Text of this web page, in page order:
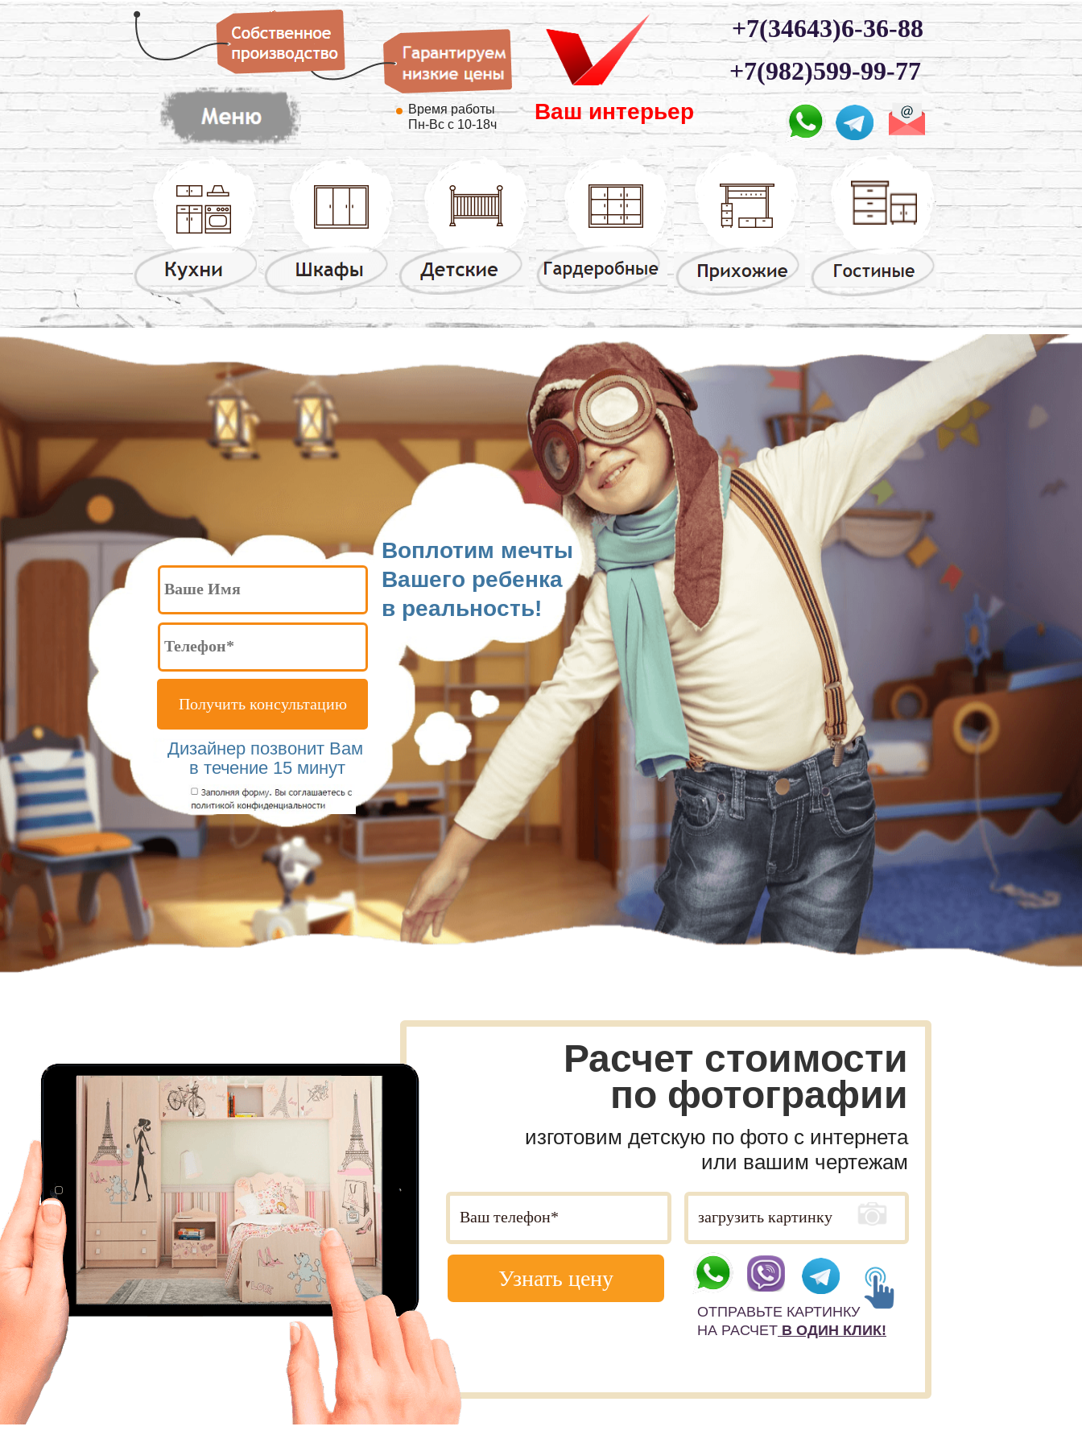
Расчет стоимости
по фотографии
+7(982)599-99-77
Воплотим мечты
Вашего ребенка
в реальность!
изготовим детскую по фото с интернета
или вашим чертежам
Узнать цену
Время работы
Пн-Вс с 10-18ч
+7(34643)6-36-88
ОТПРАВЬТЕ КАРТИНКУ
НА РАСЧЕТ В ОДИН КЛИК!
Дизайнер позвонитВам
в течение 15 минут
Получить консультацию
Ваш интерьер